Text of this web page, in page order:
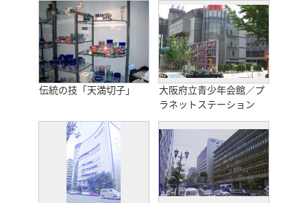
伝統の技「天満切子」
大阪府立青少年会館／プ
ラネットステーション